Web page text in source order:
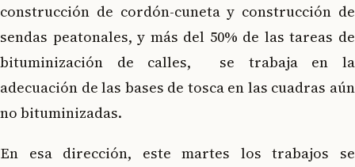
construcción de cordón-cuneta y construcción de
sendas peatonales, y más del 50% de las tareas de
bituminización de calles, se trabaja en la
adecuación de las bases de tosca en las cuadras aún
no bituminizadas.
En esa dirección, este martes los trabajos se